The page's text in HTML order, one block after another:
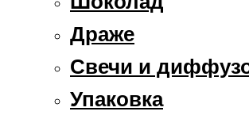
Драже
Свечи и
Упаковка